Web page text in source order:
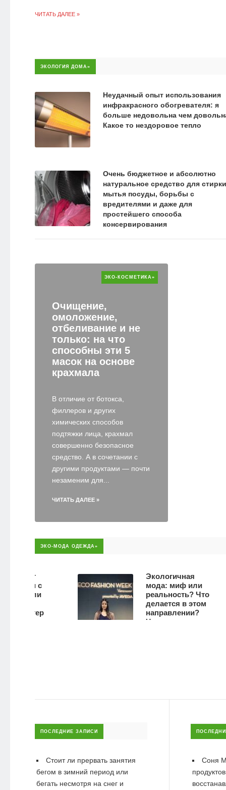
ЧИТАТЬ ДАЛЕЕ »
ЭКОЛОГИЯ ДОМА»
Неудачный опыт использования
инфракрасного обогревателя: я
больше недовольна чем
Какое то нездоровое тепло
Очень бюджетное и абсолютно
натуральное средство для
мытья посуды, борьбы с
вредителями и даже для
простейшего способа
консервирования
ЭКО-КОСМЕТИКА»
Очищение,
омоложение,
отбеливание и не
только: на что
способны эти 5
масок на основе
крахмала
В отличие от ботокса,
филлеров и других
химических способов
подтяжки лица, крахмал
совершенно безопасное
средство. А в сочетании с
другими продуктами — почти
незаменим для...
ЧИТАТЬ ДАЛЕЕ »
ЭКО-МОДА ОДЕЖДА»
Экологичная
мода: миф или
реальность? Что
делается в этом
направлении?
Что можем
ПОСЛЕДНИЕ ЗАПИСИ
Стоит ли прервать занятия
бегом в зимний период или
бегать несмотря на снег и
Соня